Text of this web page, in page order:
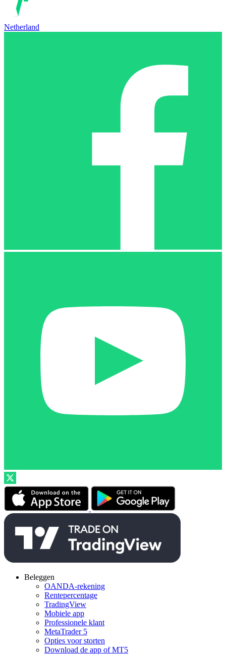
Netherland
Beleggen
OANDA-rekening
Rentepercentage
TradingView
Mobiele app
Professionele klant
MetaTrader 5
Opties voor storten
Download de app of MT5